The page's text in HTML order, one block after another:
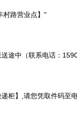
丰村路营业点】"
派送途中（联系电话：
快递柜】,请您凭取件